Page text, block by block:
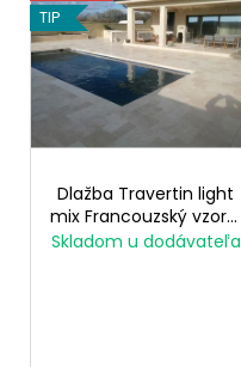
TIP
Dlažba Travertin light
mix Francouzský vzor 3
cm
Skladom u dodávateľa
u
e
e